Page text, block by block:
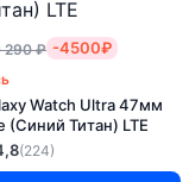
Высокое качество
сборки
290 ₽ -4500₽
Watch Ultra 47мм
(Синий Титан) LTE
(224)